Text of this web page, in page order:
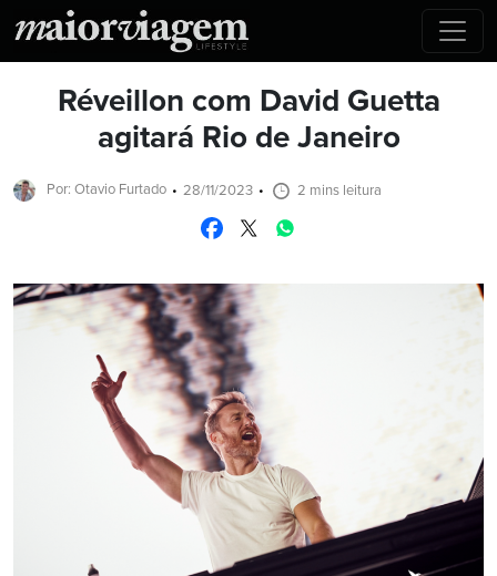
Réveillon com David Guetta
agitará Rio de Janeiro
Por: Otavio Furtado 28/11/2023 2 mins leitura